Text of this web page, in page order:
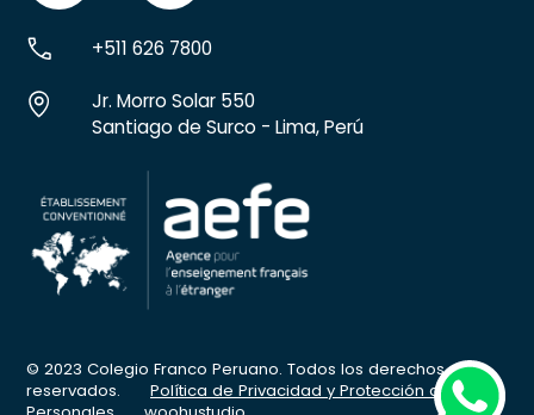
+511 626 7800
Jr. Morro Solar 550
Santiago de Surco - Lima, Perú
© 2023 Colegio Franco Peruano. Todos los derechos
reservados.
Política de Privacidad y Protección de Datos
whatsapp